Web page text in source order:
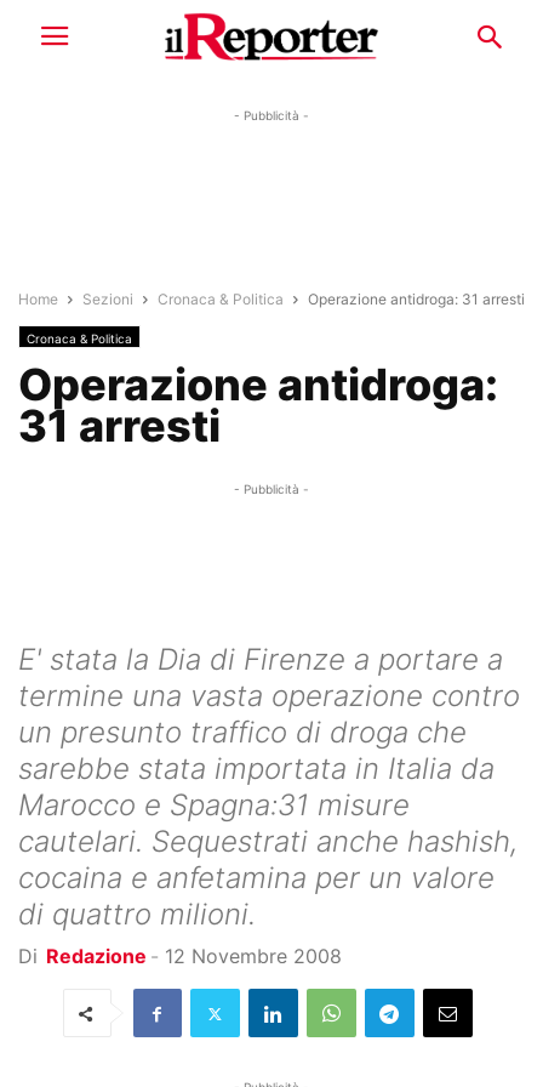
- Pubblicità -
Home Sezioni Cronaca & Politica Operazione antidroga: 31 arresti
Cronaca & Politica
Operazione antidroga:
31 arresti
- Pubblicità -
E' stata la Dia di Firenze a portare a
termine una vasta operazione contro
un presunto traffico di droga che
sarebbe stata importata in Italia da
Marocco e Spagna:31 misure
cautelari. Sequestrati anche hashish,
cocaina e anfetamina per un valore
di quattro milioni.
Di Redazione - 12 Novembre 2008